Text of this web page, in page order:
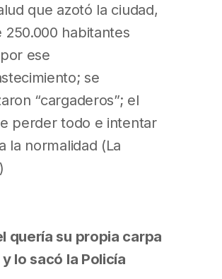
que azotó la ciudad,
250.000 habitantes
ese
se
“cargaderos”; el
perder todo e intentar
la normalidad (La
quería su propia carpa
lo sacó la Policía